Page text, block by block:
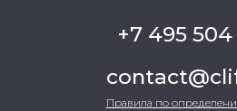
+7 495 504
Правила по